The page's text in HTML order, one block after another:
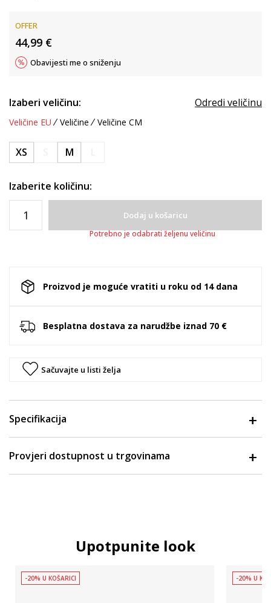
OFFER
44,99 €
Obavijesti me o sniženju
Izaberi veličinu: Odredi veličinu
Veličine EU Veličine Veličine CM
XS M
Izaberite količinu:
Dodaj u košaricu
Potrebno je odabrati željenu veličinu
Proizvod je moguće vratiti u roku od 14 dana
Besplatna dostava za narudžbe iznad 70 €
Sačuvajte u listi želja
Specifikacija
Provjeri dostupnost u trgovinama
Upotpunite look
-20% U KOŠARICI -20% U